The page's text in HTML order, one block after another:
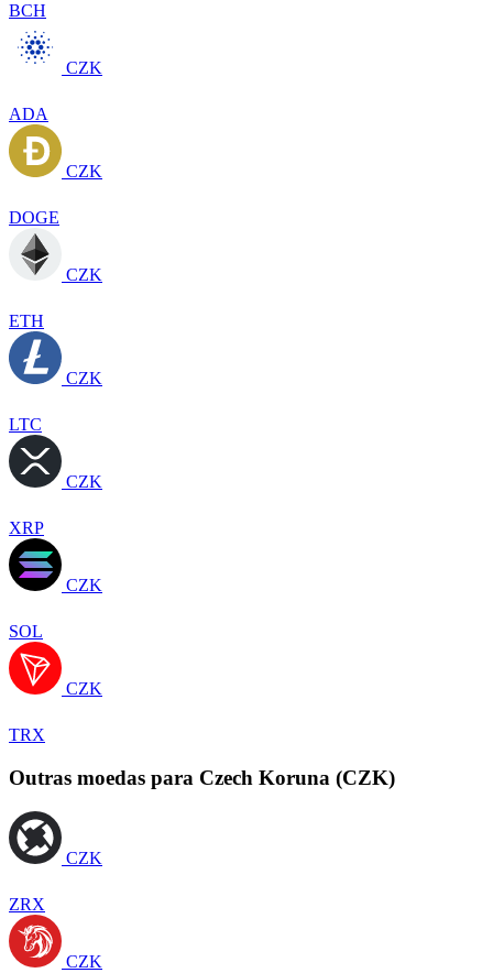
BCH
CZK
ADA
CZK
DOGE
CZK
ETH
CZK
LTC
CZK
XRP
CZK
SOL
CZK
TRX
Outras moedas para Czech Koruna (CZK)
CZK
ZRX
CZK